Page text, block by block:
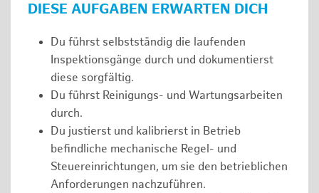
DIESE AUFGABEN ERWARTEN DICH
Du führst selbstständig die laufenden
Inspektionsgänge durch und dokumentierst
diese sorgfältig.
Du führst Reinigungs- und Wartungsarbeiten
durch.
Du justierst und kalibrierst in Betrieb
befindliche mechanische Regel- und
Steuereinrichtungen, um sie den betrieblichen
Anforderungen nachzuführen.